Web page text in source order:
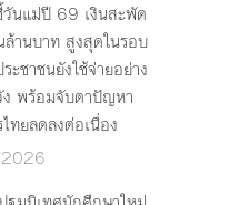
นแม่ปี 69 เงินสะพัด
ล้านบาท สูงสุดในรอบ
ะชาชนยังใช้จ่ายอย่าง
ง พร้อมจับตาปัญหา
ทยลดลงต่อเนื่อง